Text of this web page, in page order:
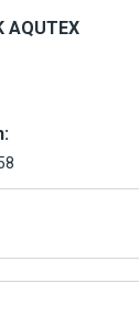
AQUTEX